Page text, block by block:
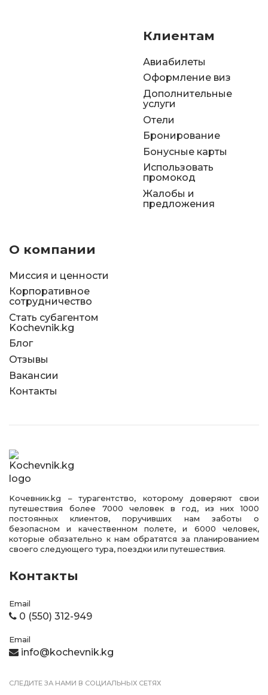
Клиентам
Авиабилеты
Оформление виз
Дополнительные
услуги
Отели
Бронирование
Бонусные карты
Использовать
промокод
Жалобы и
предложения
О компании
Миссия и ценности
Корпоративное
сотрудничество
Стать субагентом
Kochevnik.kg
Блог
Отзывы
Вакансии
Контакты
Kочевник.kg – турагентство, которому доверяют свои
путешествия более 7000 человек в год, из них 1000
постоянных клиентов, поручивших нам заботы о
безопасном и качественном полете, и 6000 человек,
которые обязательно к нам обратятся за планированием
своего следующего тура, поездки или путешествия.
Контакты
Email
0 (550) 312-949
Email
info@kochevnik.kg
СЛЕДИТЕ ЗА НАМИ В СОЦИАЛЬНЫХ СЕТЯХ